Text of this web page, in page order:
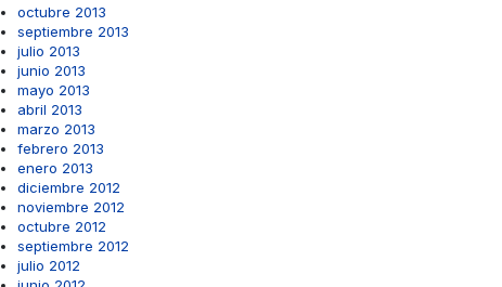
octubre 2013
septiembre 2013
julio 2013
junio 2013
mayo 2013
abril 2013
marzo 2013
febrero 2013
enero 2013
diciembre 2012
noviembre 2012
octubre 2012
septiembre 2012
julio 2012